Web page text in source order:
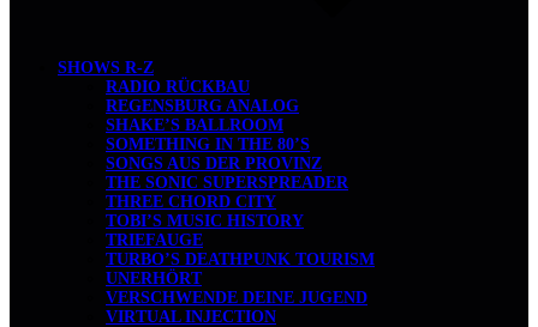
SHOWS R-Z
RADIO RÜCKBAU
REGENSBURG ANALOG
SHAKE’S BALLROOM
SOMETHING IN THE 80’S
SONGS AUS DER PROVINZ
THE SONIC SUPERSPREADER
THREE CHORD CITY
TOBI’S MUSIC HISTORY
TRIEFAUGE
TURBO’S DEATHPUNK TOURISM
UNERHÖRT
VERSCHWENDE DEINE JUGEND
VIRTUAL INJECTION